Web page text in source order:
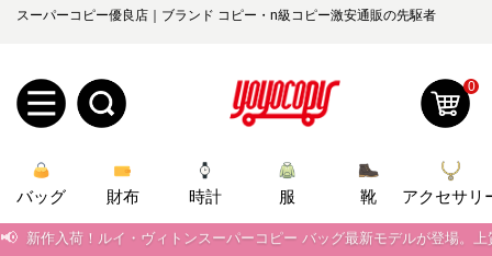
スーパーコピー優良店｜ブランド コピー・n級コピー激安通販の先駆者
規
ユ
ロ
グ
0
バッグ 財布 時計 服 靴 アクセサリ
当店は正真正銘のn級スーパーコピーのみ取扱い。最高品質の再現度を
📢 新作入荷！ルイ・ヴィトンスーパーコピー バッグ最新モデルが登場。
2026春の新作続々更新中！期間中のご注文でお得な割引をご利用いただ
📢 新作入荷！ルイ・ヴィトンスーパーコピー バッグ最新モデルが登場。